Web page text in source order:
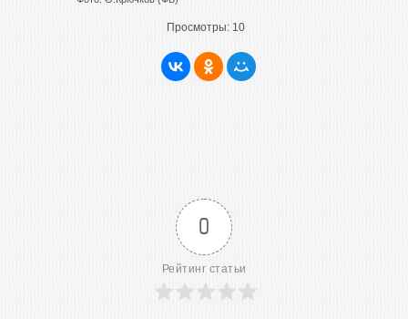
Просмотры: 10
0
Рейтинг статьи